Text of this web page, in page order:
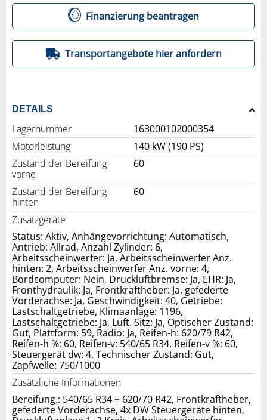
Finanzierung beantragen
Transportangebote hier anfordern
DETAILS
Lagernummer
163000102000354
Motorleistung
140 kW (190 PS)
Zustand der Bereifung
vorne
60
Zustand der Bereifung
hinten
60
Zusatzgeräte
Status: Aktiv, Anhängevorrichtung: Automatisch,
Antrieb: Allrad, Anzahl Zylinder: 6,
Arbeitsscheinwerfer: Ja, Arbeitsscheinwerfer Anz.
hinten: 2, Arbeitsscheinwerfer Anz. vorne: 4,
Bordcomputer: Nein, Druckluftbremse: Ja, EHR: Ja,
Fronthydraulik: Ja, Frontkraftheber: Ja, gefederte
Vorderachse: Ja, Geschwindigkeit: 40, Getriebe:
Lastschaltgetriebe, Klimaanlage: 1196,
Lastschaltgetriebe: Ja, Luft. Sitz: Ja, Optischer Zustand:
Gut, Plattform: 59, Radio: Ja, Reifen-h: 620/79 R42,
Reifen-h %: 60, Reifen-v: 540/65 R34, Reifen-v %: 60,
Steuergerät dw: 4, Technischer Zustand: Gut,
Zapfwelle: 750/1000
Zusätzliche Informationen
Bereifung.: 540/65 R34 + 620/70 R42, Frontkraftheber,
gefederte Vorderachse, 4x DW Steuergeräte hinten,